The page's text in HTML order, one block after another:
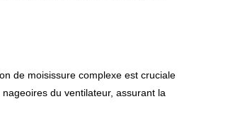
de moisissure complexe est cruciale
du ventilateur, assurant la